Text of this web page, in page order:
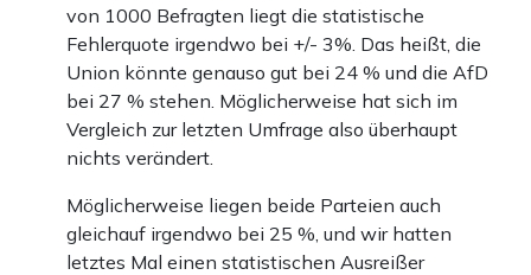
von 1000 Befragten liegt die statistische
Fehlerquote irgendwo bei +/- 3%. Das heißt, die
Union könnte genauso gut bei 24 % und die AfD
bei 27 % stehen. Möglicherweise hat sich im
Vergleich zur letzten Umfrage also überhaupt
nichts verändert.
Möglicherweise liegen beide Parteien auch
gleichauf irgendwo bei 25 %, und wir hatten
letztes Mal einen statistischen Ausreißer